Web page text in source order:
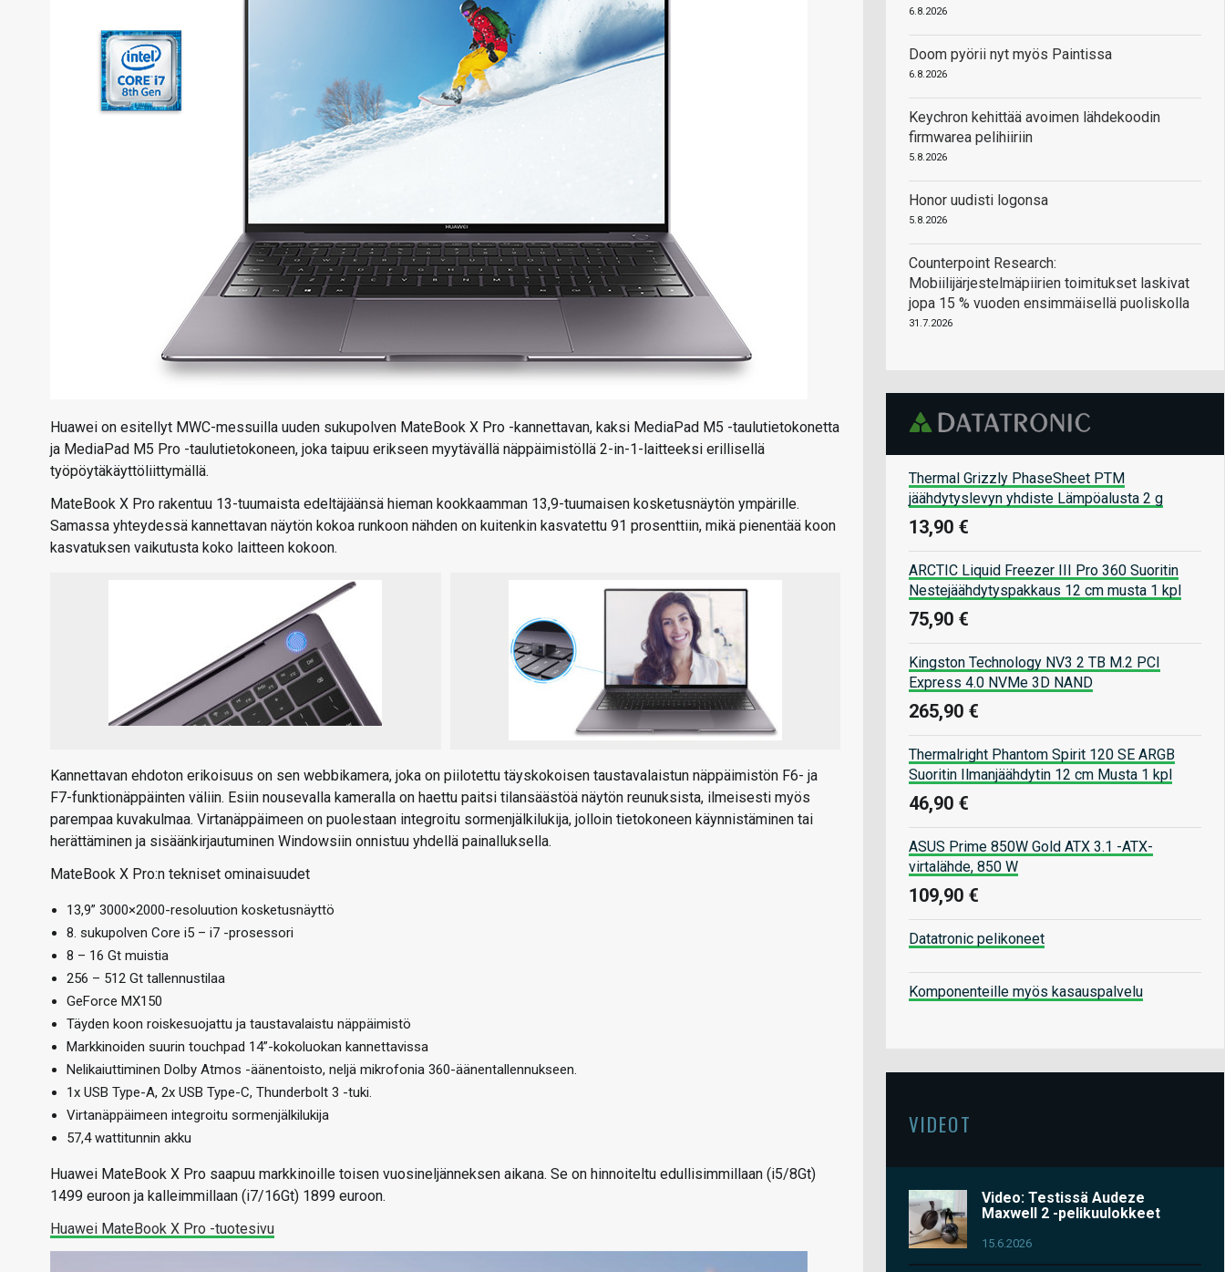
Huawei on esitellyt MWC-messuilla uuden sukupolven MateBook X Pro -kannettavan, kaksi MediaPad M5 -taulutietokonetta
ja MediaPad M5 Pro -taulutietokoneen, joka taipuu erikseen myytävällä näppäimistöllä 2-in-1-laitteeksi erillisellä
työpöytäkäyttöliittymällä.
MateBook X Pro rakentuu 13-tuumaista edeltäjäänsä hieman kookkaamman 13,9-tuumaisen kosketusnäytön ympärille.
Samassa yhteydessä kannettavan näytön kokoa runkoon nähden on kuitenkin kasvatettu 91 prosenttiin, mikä pienentää koon
kasvatuksen vaikutusta koko laitteen kokoon.
Kannettavan ehdoton erikoisuus on sen webbikamera, joka on piilotettu täyskokoisen taustavalaistun näppäimistön F6- ja
F7-funktionäppäinten väliin. Esiin nousevalla kameralla on haettu paitsi tilansäästöä näytön reunuksista, ilmeisesti myös
parempaa kuvakulmaa. Virtanäppäimeen on puolestaan integroitu sormenjälkilukija, jolloin tietokoneen käynnistäminen tai
herättäminen ja sisäänkirjautuminen Windowsiin onnistuu yhdellä painalluksella.
MateBook X Pro:n tekniset ominaisuudet
13,9” 3000×2000-resoluution kosketusnäyttö
8. sukupolven Core i5 – i7 -prosessori
8 – 16 Gt muistia
256 – 512 Gt tallennustilaa
GeForce MX150
Täyden koon roiskesuojattu ja taustavalaistu näppäimistö
Markkinoiden suurin touchpad 14”-kokoluokan kannettavissa
Nelikaiuttiminen Dolby Atmos -äänentoisto, neljä mikrofonia 360-äänentallennukseen.
1x USB Type-A, 2x USB Type-C, Thunderbolt 3 -tuki.
Virtanäppäimeen integroitu sormenjälkilukija
57,4 wattitunnin akku
Huawei MateBook X Pro saapuu markkinoille toisen vuosineljänneksen aikana. Se on hinnoiteltu edullisimmillaan (i5/8Gt)
1499 euroon ja kalleimmillaan (i7/16Gt) 1899 euroon.
Huawei MateBook X Pro -tuotesivu
6.8.2026
Doom pyörii nyt myös Paintissa
6.8.2026
Keychron kehittää avoimen lähdekoodin
firmwarea pelihiiriin
5.8.2026
Honor uudisti logonsa
5.8.2026
Counterpoint Research:
Mobiilijärjestelmäpiirien toimitukset laskivat
jopa 15 % vuoden ensimmäisellä puoliskolla
31.7.2026
Thermal Grizzly PhaseSheet PTM
jäähdytyslevyn yhdiste Lämpöalusta 2 g
13,90 €
ARCTIC Liquid Freezer III Pro 360 Suoritin
Nestejäähdytyspakkaus 12 cm musta 1 kpl
75,90 €
Kingston Technology NV3 2 TB M.2 PCI
Express 4.0 NVMe 3D NAND
265,90 €
Thermalright Phantom Spirit 120 SE ARGB
Suoritin Ilmanjäähdytin 12 cm Musta 1 kpl
46,90 €
ASUS Prime 850W Gold ATX 3.1 -ATX-
virtalähde, 850 W
109,90 €
Datatronic pelikoneet
Komponenteille myös kasauspalvelu
VIDEOT
Video: Testissä Audeze
Maxwell 2 -pelikuulokkeet
15.6.2026